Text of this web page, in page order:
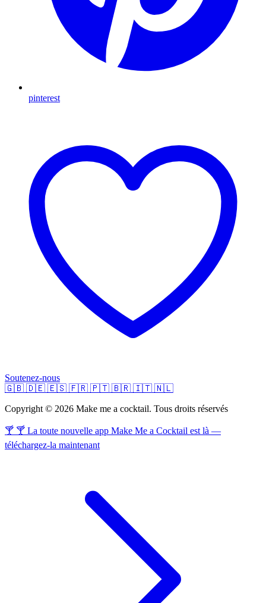
pinterest
Soutenez-nous
🇬🇧 🇩🇪 🇪🇸 🇫🇷 🇵🇹 🇧🇷 🇮🇹 🇳🇱
Copyright © 2026 Make me a cocktail. Tous droits réservés
🍸 🍸 La toute nouvelle app Make Me a Cocktail est là —
téléchargez-la maintenant